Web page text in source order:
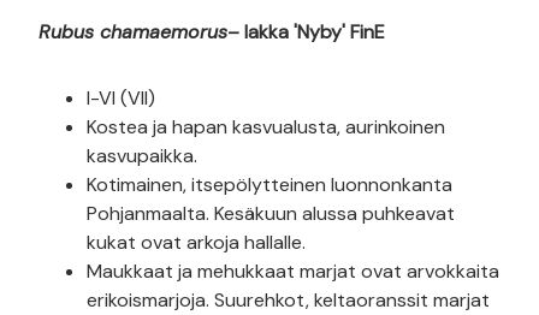
Rubus chamaemorus– lakka 'Nyby' FinE
I-VI (VII)
Kostea ja hapan kasvualusta, aurinkoinen
kasvupaikka.
Kotimainen, itsepölytteinen luonnonkanta
Pohjanmaalta. Kesäkuun alussa puhkeavat
kukat ovat arkoja hallalle.
Maukkaat ja mehukkaat marjat ovat arvokkaita
erikoismarjoja. Suurehkot, keltaoranssit marjat